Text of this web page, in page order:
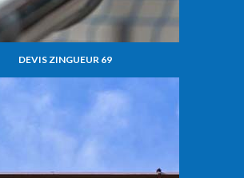
DEVIS ZINGUEUR 69